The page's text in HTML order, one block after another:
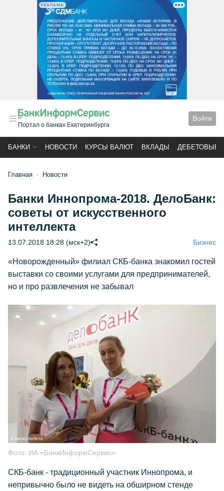
РЕКЛАМА
Портал о банках Екатеринбурга
Войти
БАНКИ НОВОСТИ КУРСЫ ВАЛЮТ ВКЛАДЫ ДЕБЕТОВЫЕ
Главная Новости
Банки Иннопрома-2018. ДелоБанк:
советы от искусственного
интеллекта
13.07.2018 18:28 (мск+2) Бизнес
«Новорожденный» филиал СКБ-банка знакомил гостей
выставки со своими услугами для предпринимателей,
но и про развлечения не забывал
Фото: ИА «БанкИнформСервис»
СКБ-банк - традиционный участник Иннопрома, и
непривычно было не видеть на обширном стенде